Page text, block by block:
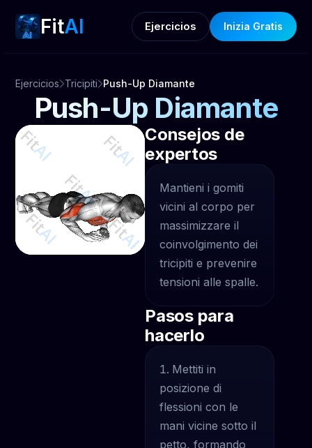
FitAI Ejercicios Inizia Gratis
Ejercicios Tricipiti Push-Up Diamante
Push-Up Diamante
Consejos de
expertos
Mantieni i gomiti
vicini al corpo per
massimizzare il
coinvolgimento dei
tricipiti e prevenire
tensioni alle spalle.
Pasos para
hacerlo
Mettiti in
posizione di
flessioni con le
mani vicine sotto il
petto, formando